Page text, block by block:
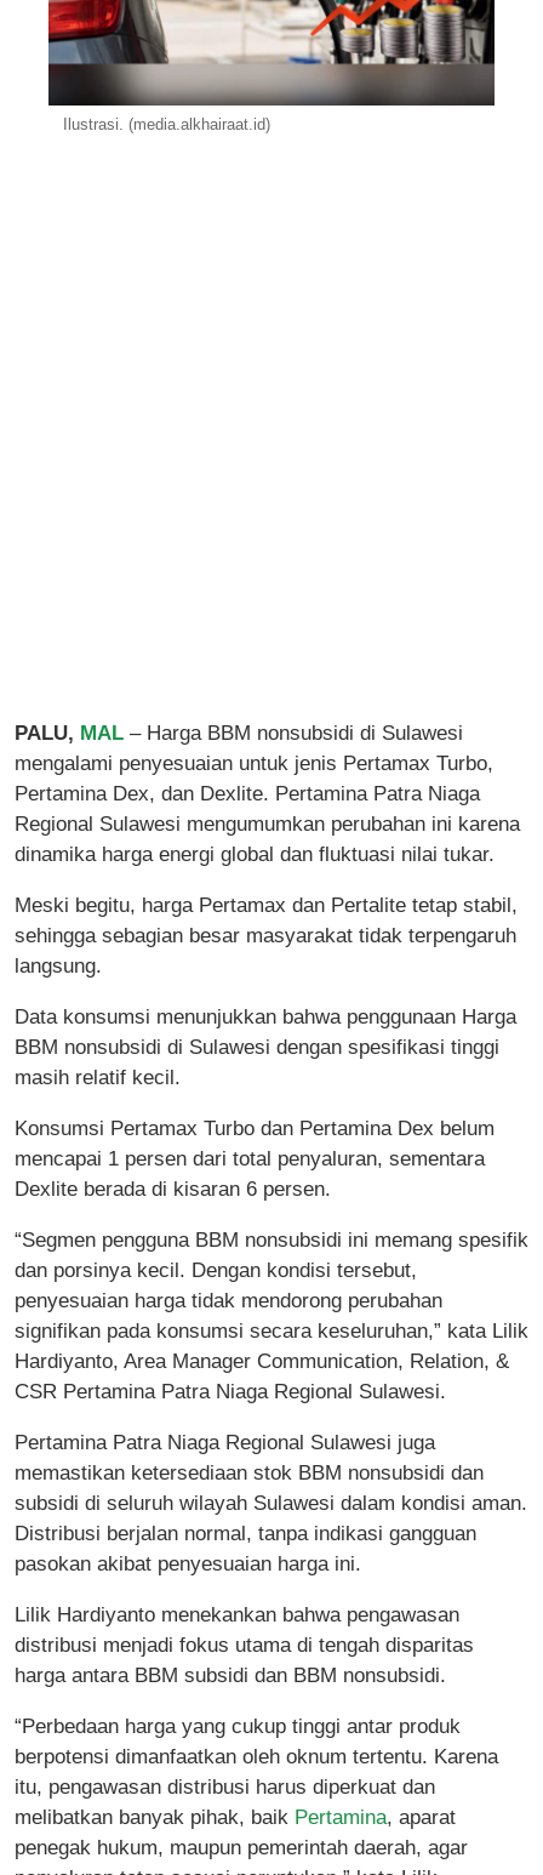
Ilustrasi. (media.alkhairaat.id)
PALU, MAL – Harga BBM nonsubsidi di Sulawesi
mengalami penyesuaian untuk jenis Pertamax Turbo,
Pertamina Dex, dan Dexlite. Pertamina Patra Niaga
Regional Sulawesi mengumumkan perubahan ini karena
dinamika harga energi global dan fluktuasi nilai tukar.
Meski begitu, harga Pertamax dan Pertalite tetap stabil,
sehingga sebagian besar masyarakat tidak terpengaruh
langsung.
Data konsumsi menunjukkan bahwa penggunaan Harga
BBM nonsubsidi di Sulawesi dengan spesifikasi tinggi
masih relatif kecil.
Konsumsi Pertamax Turbo dan Pertamina Dex belum
mencapai 1 persen dari total penyaluran, sementara
Dexlite berada di kisaran 6 persen.
“Segmen pengguna BBM nonsubsidi ini memang spesifik
dan porsinya kecil. Dengan kondisi tersebut,
penyesuaian harga tidak mendorong perubahan
signifikan pada konsumsi secara keseluruhan,” kata Lilik
Hardiyanto, Area Manager Communication, Relation, &
CSR Pertamina Patra Niaga Regional Sulawesi.
Pertamina Patra Niaga Regional Sulawesi juga
memastikan ketersediaan stok BBM nonsubsidi dan
subsidi di seluruh wilayah Sulawesi dalam kondisi aman.
Distribusi berjalan normal, tanpa indikasi gangguan
pasokan akibat penyesuaian harga ini.
Lilik Hardiyanto menekankan bahwa pengawasan
distribusi menjadi fokus utama di tengah disparitas
harga antara BBM subsidi dan BBM nonsubsidi.
“Perbedaan harga yang cukup tinggi antar produk
berpotensi dimanfaatkan oleh oknum tertentu. Karena
itu, pengawasan distribusi harus diperkuat dan
melibatkan banyak pihak, baik Pertamina, aparat
penegak hukum, maupun pemerintah daerah, agar